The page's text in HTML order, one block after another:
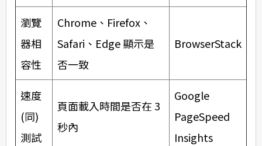
瀏覽
器相
容性
Chrome、Firefox、
Safari、Edge 顯示是
否一致
BrowserStack
速度
(同)
測試
頁面載入時間是否在 3
秒內
Google
PageSpeed
Insights